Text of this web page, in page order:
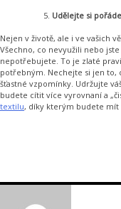
Udělejte si
Nejen v životě, ale i ve vašich
Všechno, co nevyužili nebo
nepotřebujete. To je zlaté
potřebným. Nechejte si jen to,
šťastné vzpomínky. Udržujte
budete cítit více vyrovnaní a
textilu, díky kterým budete mít